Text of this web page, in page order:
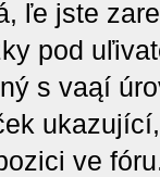
ľe jste
pod
s vaąí
ve